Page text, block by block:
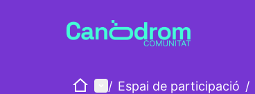
HomeMain menu
/ Espai de participació /